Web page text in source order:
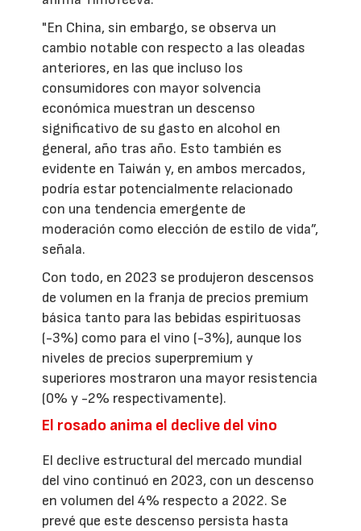
"En China, sin embargo, se observa un
cambio notable con respecto a las oleadas
anteriores, en las que incluso los
consumidores con mayor solvencia
económica muestran un descenso
significativo de su gasto en alcohol en
general, año tras año. Esto también es
evidente en Taiwán y, en ambos mercados,
podría estar potencialmente relacionado
con una tendencia emergente de
moderación como elección de estilo de vida”,
señala.
Con todo, en 2023 se produjeron descensos
de volumen en la franja de precios premium
básica tanto para las bebidas espirituosas
(-3%) como para el vino (-3%), aunque los
niveles de precios superpremium y
superiores mostraron una mayor resistencia
(0% y -2% respectivamente).
El rosado anima el declive del vino
El declive estructural del mercado mundial
del vino continuó en 2023, con un descenso
en volumen del 4% respecto a 2022. Se
prevé que este descenso persista hasta